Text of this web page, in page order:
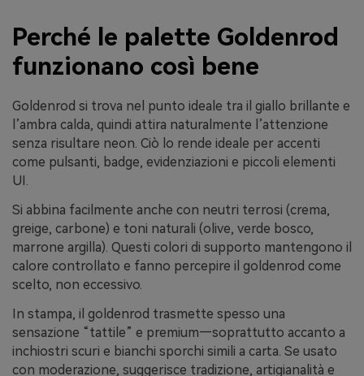
Perché le palette Goldenrod
funzionano così bene
Goldenrod si trova nel punto ideale tra il giallo brillante e
l’ambra calda, quindi attira naturalmente l’attenzione
senza risultare neon. Ciò lo rende ideale per accenti
come pulsanti, badge, evidenziazioni e piccoli elementi
UI.
Si abbina facilmente anche con neutri terrosi (crema,
greige, carbone) e toni naturali (olive, verde bosco,
marrone argilla). Questi colori di supporto mantengono il
calore controllato e fanno percepire il goldenrod come
scelto, non eccessivo.
In stampa, il goldenrod trasmette spesso una
sensazione “tattile” e premium—soprattutto accanto a
inchiostri scuri e bianchi sporchi simili a carta. Se usato
con moderazione, suggerisce tradizione, artigianalità e